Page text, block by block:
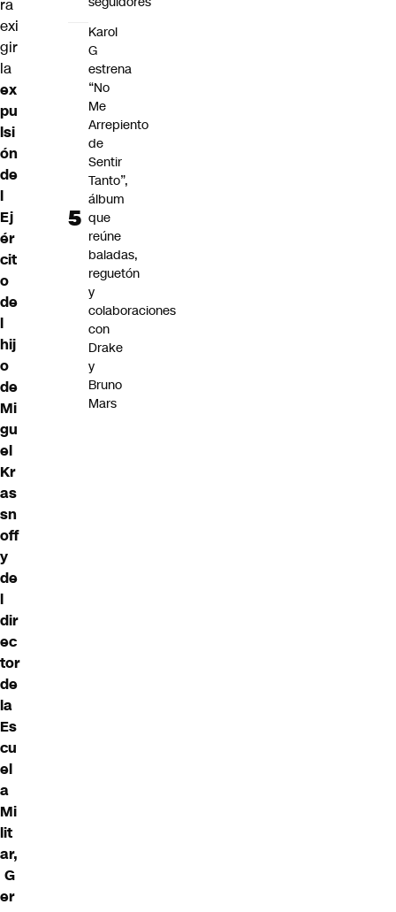
ra
exi
gir
la
ex
pu
lsi
ón
de
l
Ej
ér
cit
o
de
l
hij
o
de
Mi
gu
el
Kr
as
sn
off
y
de
l
dir
ec
tor
de
la
Es
cu
el
a
Mi
lit
ar,
G
er
Karol
G
estrena
“No
Me
Arrepiento
de
Sentir
Tanto”,
álbum
que
reúne
baladas,
reguetón
y
colaboraciones
con
Drake
y
Bruno
Mars